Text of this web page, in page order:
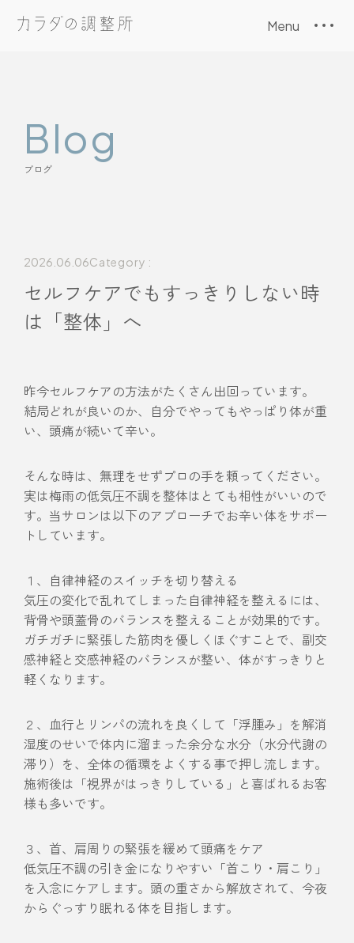
本文までスキップする
Menu
ブログ
Blog
2026.06.06Category :
セルフケアでもすっきりしない時
は「整体」へ
昨今セルフケアの方法がたくさん出回っています。
結局どれが良いのか、自分でやってもやっぱり体が重
い、頭痛が続いて辛い。
そんな時は、無理をせずプロの手を頼ってください。
実は梅雨の低気圧不調を整体はとても相性がいいので
す。当サロンは以下のアプローチでお辛い体をサポー
トしています。
１、自律神経のスイッチを切り替える
気圧の変化で乱れてしまった自律神経を整えるには、
背骨や頭蓋骨のバランスを整えることが効果的です。
ガチガチに緊張した筋肉を優しくほぐすことで、副交
感神経と交感神経のバランスが整い、体がすっきりと
軽くなります。
２、血行とリンパの流れを良くして「浮腫み」を解消
湿度のせいで体内に溜まった余分な水分（水分代謝の
滞り）を、全体の循環をよくする事で押し流します。
施術後は「視界がはっきりしている」と喜ばれるお客
様も多いです。
３、首、肩周りの緊張を緩めて頭痛をケア
低気圧不調の引き金になりやすい「首こり・肩こり」
を入念にケアします。頭の重さから解放されて、今夜
からぐっすり眠れる体を目指します。